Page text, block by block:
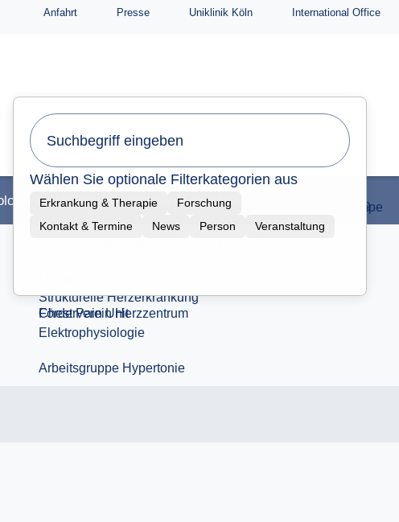
Anfahrt Presse Uniklinik Köln International Office
und internistische Intensivmedizin